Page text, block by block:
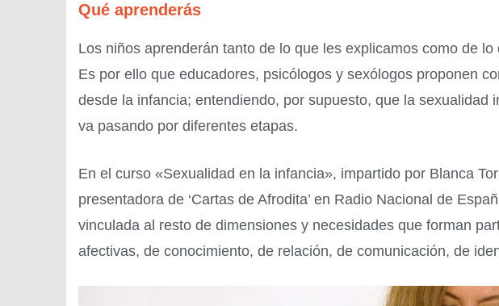
Qué aprenderás
Los niños aprenderán tanto de lo que les explicamos como de
Es por ello que educadores, psicólogos y sexólogos proponen
desde la infancia; entendiendo, por supuesto, que la sexualidad
va pasando por diferentes etapas.
En el curso «Sexualidad en la infancia», impartido por Blanca
presentadora de ‘Cartas de Afrodita’ en Radio Nacional de
vinculada al resto de dimensiones y necesidades que forman
afectivas, de conocimiento, de relación, de comunicación, de